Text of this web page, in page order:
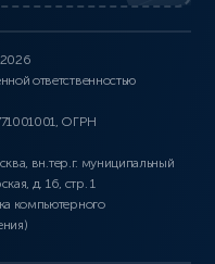
ответственностью
ОГРН
вн.тер.г. муниципальный
д. 16, стр. 1
компьютерного